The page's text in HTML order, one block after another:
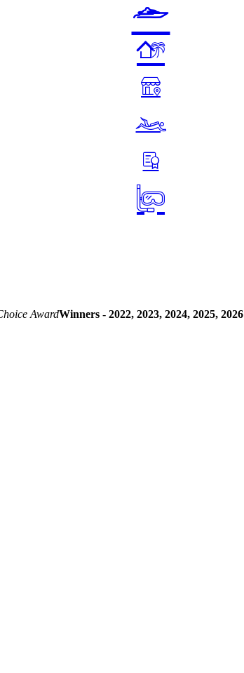
AwardWinners - 2022, 2023, 2024, 2025, 2026